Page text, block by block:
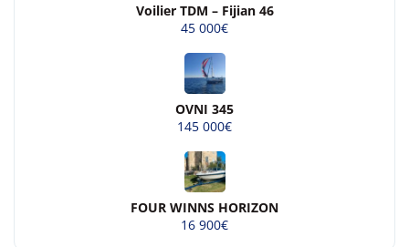
Voilier TDM – Fijian 46
45 000€
OVNI 345
145 000€
FOUR WINNS HORIZON
16 900€